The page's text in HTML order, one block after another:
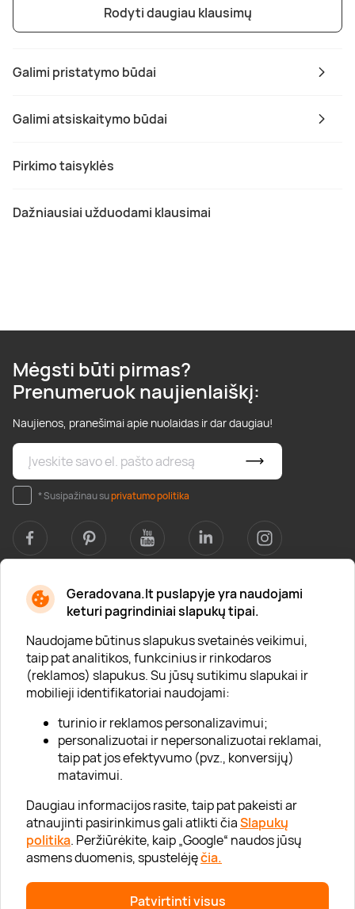
Geradovana.lt puslapyje yra naudojami
keturi pagrindiniai slapukų tipai.
Naudojame būtinus slapukus svetainės veikimui,
taip pat analitikos, funkcinius ir rinkodaros
(reklamos) slapukus. Su jūsų sutikimu slapukai ir
mobilieji identifikatoriai naudojami:
turinio ir reklamos personalizavimui;
personalizuotai ir nepersonalizuotai reklamai,
taip pat jos efektyvumo (pvz., konversijų)
matavimui.
Daugiau informacijos rasite, taip pat pakeisti ar
atnaujinti pasirinkimus gali atlikti čiaSlapukų
politika. Peržiūrėkite, kaip „Google“ naudos jūsų
asmens duomenis, spustelėjęčia.
Patvirtinti visus
Galimi pristatymo būdai
Galimi atsiskaitymo būdai
Pirkimo taisyklės
Dažniausiai užduodami klausimai
Rodyti daugiau klausimų
Mėgsti būti pirmas?
Prenumeruok naujienlaiškį:
Naujienos, pranešimai apie nuolaidas ir dar daugiau!
* Susipažinau suprivatumo politika
Apie mus
Apie „Gera Dovana“
Lojalumo klubas
Karjera
Visi partneriai
Kontaktai
Tinklaraštis
Informacija